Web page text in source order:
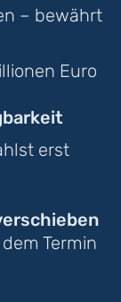
– bewährt
Euro
erst
Termin